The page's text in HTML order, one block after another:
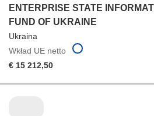
ENTERPRISE STATE
FUND OF UKRAINE
Ukraina
Wkład UE netto
€ 15 212,50